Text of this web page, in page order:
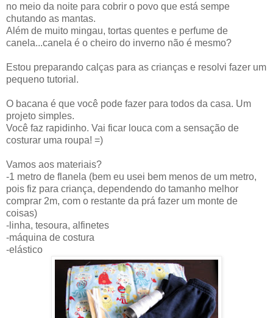
no meio da noite para cobrir o povo que está sempe
chutando as mantas.
Além de muito mingau, tortas quentes e perfume de
canela...canela é o cheiro do inverno não é mesmo?
Estou preparando calças para as crianças e resolvi fazer um
pequeno tutorial.
O bacana é que você pode fazer para todos da casa. Um
projeto simples.
Você faz rapidinho. Vai ficar louca com a sensação de
costurar uma roupa! =)
Vamos aos materiais?
-1 metro de flanela (bem eu usei bem menos de um metro,
pois fiz para criança, dependendo do tamanho melhor
comprar 2m, com o restante da prá fazer um monte de
coisas)
-linha, tesoura, alfinetes
-máquina de costura
-elástico